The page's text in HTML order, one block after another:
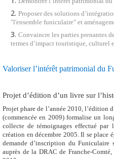
Proposer des solutions
"l'ensemble funiculaire" et
Convaincre les parties prenantes
termes d’impact touristique, culturel
Valoriser l’intérêt patrimonial du
Projet d’édition d’un livre sur
Projet phare de l’année 2010, l’édition
(commencée en 2009) formalise un
collecte de témoignages effectué par
création en décembre 2005. Il se place
demande d’inscription du
auprès de la DRAC de Franche-